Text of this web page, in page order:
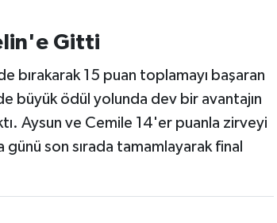
Gitti
bırakarak 15 puan toplamayı başaran
büyük ödül yolunda dev bir avantajın
Aysun ve Cemile 14'er puanla zirveyi
günü son sırada tamamlayarak final